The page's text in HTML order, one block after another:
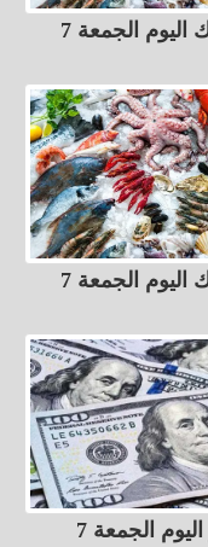
أسعار الأسماك اليوم الجمعة 7
أسعار الأسماك اليوم الجمعة 7
أسعار الدولار اليوم الجمعة 7